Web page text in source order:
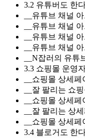
3.2 유튜버도 한
__유튜브 채널
__유튜브 채널
__유튜브 채널
__유튜브 채널
__N잡러의 유튜
3.3 쇼핑몰 운영
__쇼핑몰 상세페
__잘 팔리는 쇼
__쇼핑몰 상세
__잘 팔리는 상
__쇼핑몰 상세페
3.4 블로거도 한